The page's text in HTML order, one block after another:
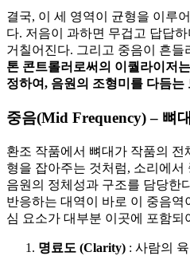
결국, 이 세 영역이 균형을 이루
다. 저음이 과하면 무겁고 답답
거칠어진다. 그리고 중음이 흔
톤 콘트롤러로써의 이퀄라이저
정하여, 음원의 조형미를 다듬는
중음(Mid Frequency) – 뼈대
환조 작품에서 뼈대가 작품의 전
형을 잡아주는 것처럼, 소리에서
음원의 정체성과 구조를 담당한
반응하는 대역이 바로 이 중음역
심 요소가 대부분 이곳에 포함되
명료도 (Clarity) : 사람의